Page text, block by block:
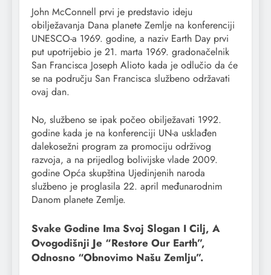
John McConnell prvi je predstavio ideju
obilježavanja Dana planete Zemlje na konferenciji
UNESCO-a 1969. godine, a naziv Earth Day prvi
put upotrijebio je 21. marta 1969. gradonačelnik
San Francisca Joseph Alioto kada je odlučio da će
se na području San Francisca službeno održavati
ovaj dan.
No, službeno se ipak počeo obilježavati 1992.
godine kada je na konferenciji UN-a usklađen
dalekosežni program za promociju održivog
razvoja, a na prijedlog bolivijske vlade 2009.
godine Opća skupština Ujedi­njenih naroda
službeno je proglasila 22. april međunarodnim
Danom planete Zemlje.
Svake Godine Ima Svoj Slogan I Cilj, A
Ovogodišnji Je “Restore Our Earth”,
Odnosno “Obnovimo Našu Zemlju”.